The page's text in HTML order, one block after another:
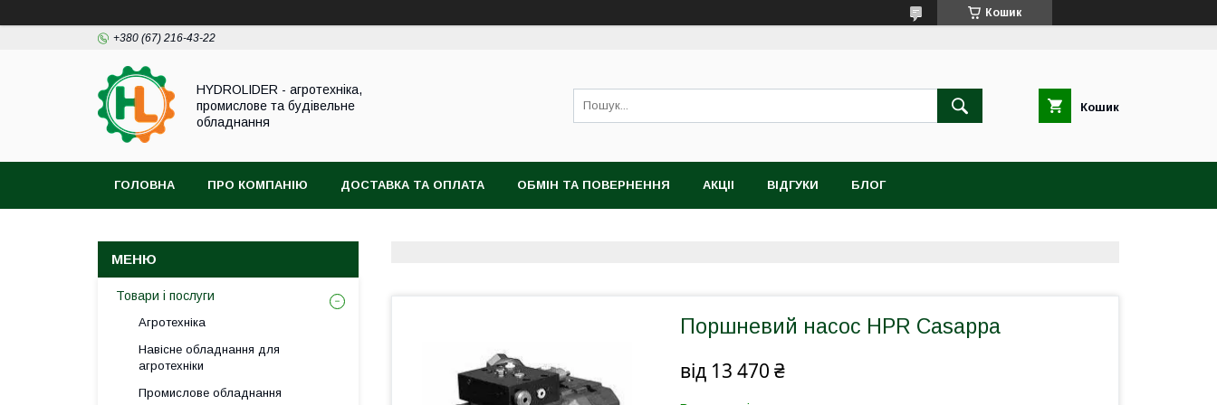
Кошик
+380 (67) 216-43-22
HYDROLIDER - агротехніка,
промислове та будівельне
обладнання
Кошик
ГОЛОВНА ПРО КОМПАНІЮ ДОСТАВКА ТА ОПЛАТА ОБМІН ТА ПОВЕРНЕННЯ АКЦІІ ВІДГУКИ БЛОГ
Поршневий насос HPR Casappa
від 13 470 ₴
Товари і послуги
Агротехніка
Навісне обладнання для
агротехніки
Промислове обладнання